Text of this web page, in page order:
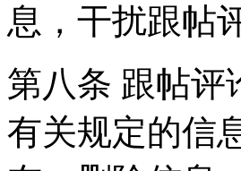
息，干扰跟帖
第八条 跟帖评
有关规定的信